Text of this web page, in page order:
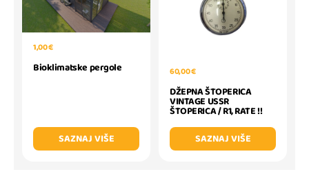
1,00 €
Bioklimatske pergole
SAZNAJ VIŠE
60,00 €
DŽEPNA ŠTOPERICA
VINTAGE USSR
ŠTOPERICA / R1, RATE !!
SAZNAJ VIŠE